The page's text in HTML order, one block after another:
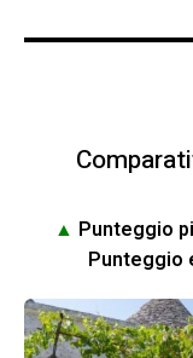
▲ Punteggio
Punteggio